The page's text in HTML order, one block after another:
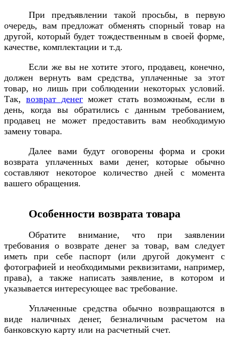
При предъявлении такой просьбы, в первую
очередь, вам предложат обменять спорный товар на
другой, который будет тождественным в своей форме,
качестве, комплектации и т.д.
Если же вы не хотите этого, продавец, конечно,
должен вернуть вам средства, уплаченные за этот
товар, но лишь при соблюдении некоторых условий.
Так,возврат денег может стать возможным, если в
день, когда вы обратились с данным требованием,
продавец не может предоставить вам необходимую
замену товара.
Далее вами будут оговорены форма и сроки
возврата уплаченных вами денег, которые обычно
составляют некоторое количество дней с момента
вашего обращения.
Особенности возврата товара
Обратите внимание, что при заявлении
требования о возврате денег за товар, вам следует
иметь при себе паспорт (или другой документ с
фотографией и необходимыми реквизитами, например,
права), а также написать заявление, в котором и
указывается интересующее вас требование.
Уплаченные средства обычно возвращаются в
виде наличных денег, безналичным расчетом на
банковскую карту или на расчетный счет.